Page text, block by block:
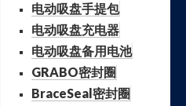
电动吸盘手提包
电动吸盘充电器
电动吸盘备用电池
GRABO密封圈
BraceSeal密封圈